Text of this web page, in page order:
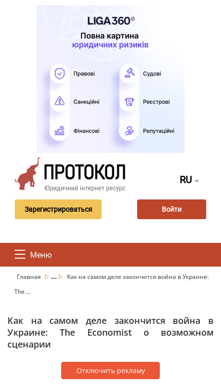
RU
Зарегистрироваться Войти
Меню
Главная ...
Как на самом деле закончится война в Украине:
The ...
Как на самом деле закончится война в
Украине: The Economist о возможном
сценарии
Отключить рекламу